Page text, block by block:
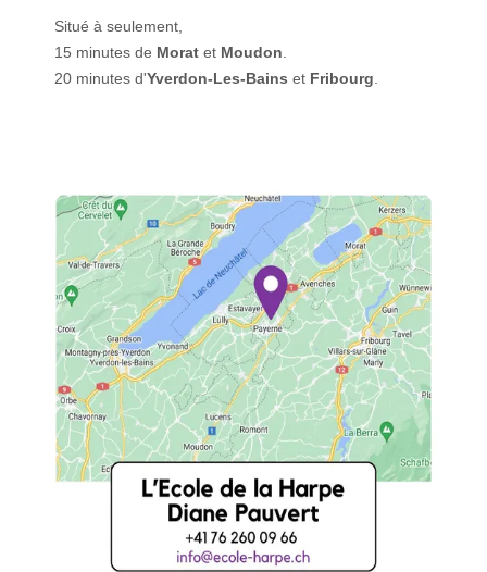
Situé à seulement,
15 minutes de Morat et Moudon
20 minutes d'Yverdon-Les-Bains et Fribourg